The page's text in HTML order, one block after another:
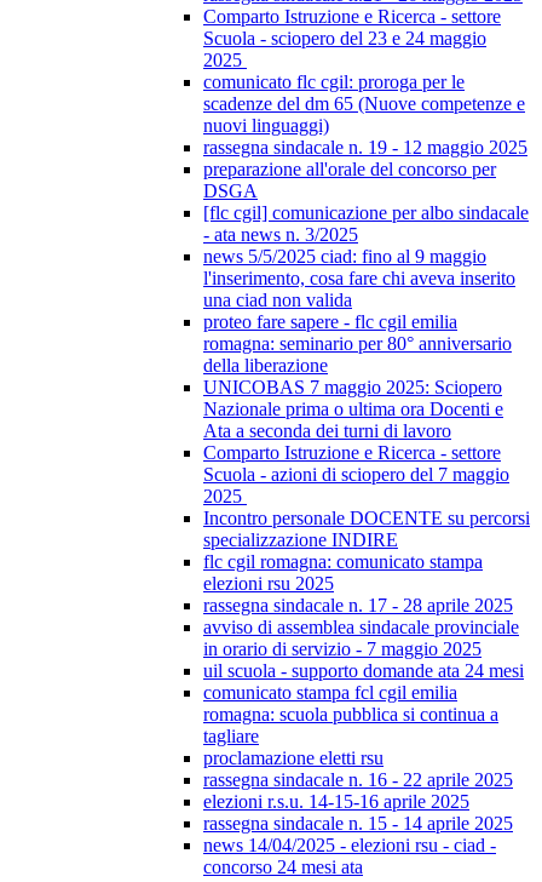
Comparto Istruzione e Ricerca - settore
Scuola - sciopero del 23 e 24 maggio
2025
comunicato flc cgil: proroga per le
scadenze del dm 65 (Nuove competenze e
nuovi linguaggi)
rassegna sindacale n. 19 - 12 maggio 2025
preparazione all'orale del concorso per
DSGA
[flc cgil] comunicazione per albo sindacale
- ata news n. 3/2025
news 5/5/2025 ciad: fino al 9 maggio
l'inserimento, cosa fare chi aveva inserito
una ciad non valida
proteo fare sapere - flc cgil emilia
romagna: seminario per 80° anniversario
della liberazione
UNICOBAS 7 maggio 2025: Sciopero
Nazionale prima o ultima ora Docenti e
Ata a seconda dei turni di lavoro
Comparto Istruzione e Ricerca - settore
Scuola - azioni di sciopero del 7 maggio
2025
Incontro personale DOCENTE su percorsi
specializzazione INDIRE
flc cgil romagna: comunicato stampa
elezioni rsu 2025
rassegna sindacale n. 17 - 28 aprile 2025
avviso di assemblea sindacale provinciale
in orario di servizio - 7 maggio 2025
uil scuola - supporto domande ata 24 mesi
comunicato stampa fcl cgil emilia
romagna: scuola pubblica si continua a
tagliare
proclamazione eletti rsu
rassegna sindacale n. 16 - 22 aprile 2025
elezioni r.s.u. 14-15-16 aprile 2025
rassegna sindacale n. 15 - 14 aprile 2025
news 14/04/2025 - elezioni rsu - ciad -
concorso 24 mesi ata